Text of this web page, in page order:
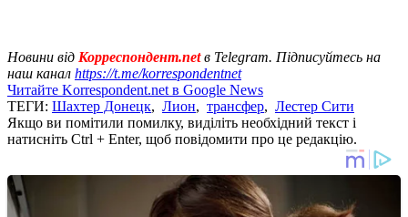
Новини від Корреспондент.netв Telegram. Підписуйтесь на
наш канал https://t.me/korrespondentnet
Читайте Korrespondent.net в Google News
ТЕГИ: Шахтер Донецк, Лион, трансфер, Лестер Сити
Якщо ви помітили помилку, виділіть необхідний текст і
натисніть Ctrl + Enter, щоб повідомити про це редакцію.